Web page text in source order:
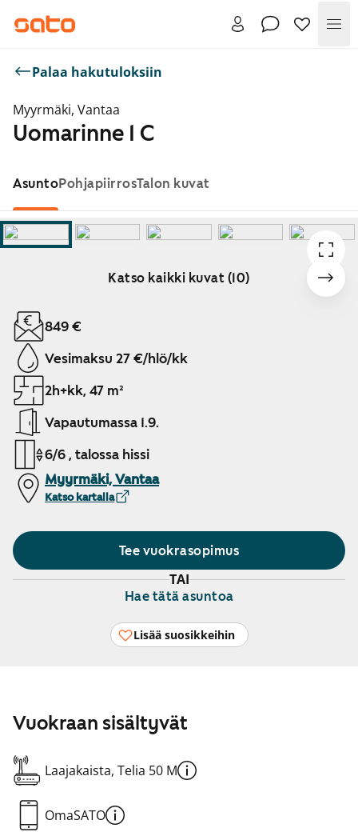
Palaa hakutuloksiin
Myyrmäki, Vantaa
Uomarinne 1 C
AsuntoPohjapiirrosTalon kuvat
Katso kaikki kuvat (10)
Näytetään dia 1 / 10
849 €
Vesimaksu 27 €/hlö/kk
2h+kk, 47 m²
Vapautumassa 1.9.
6/6 , talossa hissi
Myyrmäki, Vantaa
Katso kartalla
Tee vuokrasopimus
TAI
Hae tätä asuntoa
Lisää suosikkeihin
Vuokraan sisältyvät
Laajakaista, Telia 50 M
OmaSATO